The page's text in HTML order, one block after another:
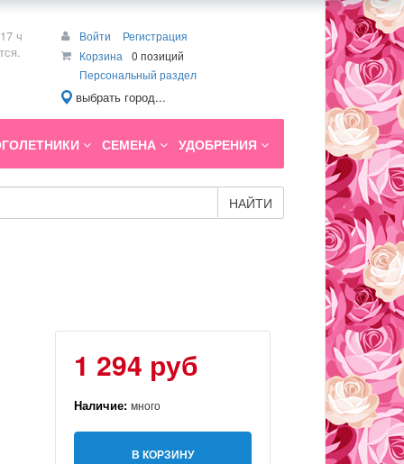
ч
Войти
Регистрация
Корзина
0 позиций
Персональный раздел
выбрать город...
СЕМЕНА УДОБРЕНИЯ
НАЙТИ
1 294 руб
Наличие: много
В КОРЗИНУ